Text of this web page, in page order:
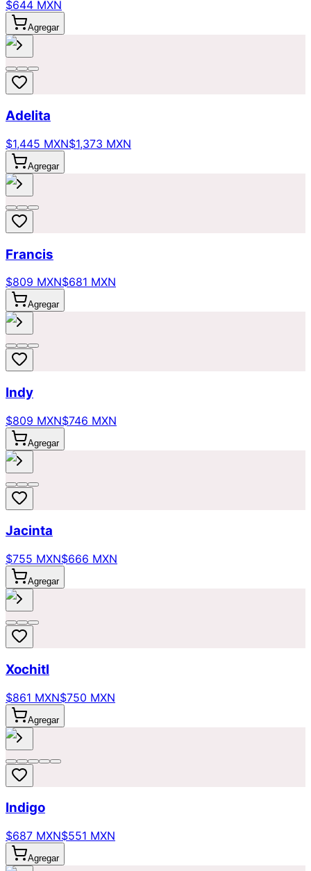
$644 MXN
Agregar
Adelita
$1,445 MXN$1,373 MXN
Agregar
Francis
$809 MXN$681 MXN
Agregar
Indy
$809 MXN$746 MXN
Agregar
Jacinta
$755 MXN$666 MXN
Agregar
Xochitl
$861 MXN$750 MXN
Agregar
Indigo
$687 MXN$551 MXN
Agregar